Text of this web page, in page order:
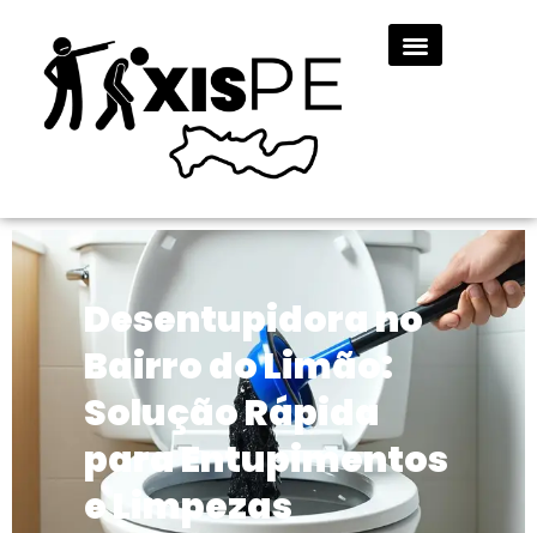
Desentupidora no
Bairro do Limão:
Solução Rápida
para Entupimentos
e Limpezas